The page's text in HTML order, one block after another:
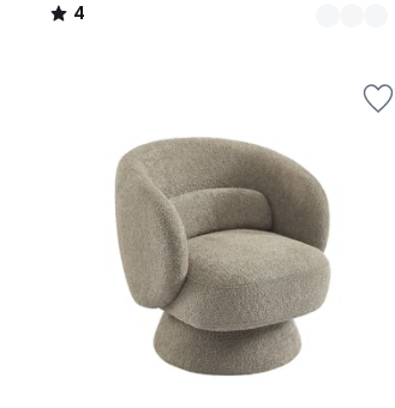
179,99
appliquée.
4
/